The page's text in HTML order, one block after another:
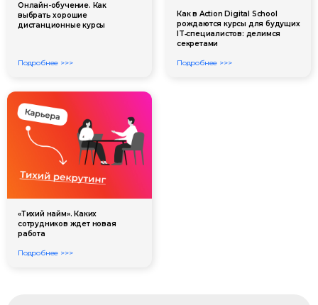
Онлайн-обучение. Как
выбрать хорошие
дистанционные курсы
Подробнее >>>
Как в Action Digital School
рождаются курсы для будущих
IT‑специалистов: делимся
секретами
Подробнее >>>
«Тихий найм». Каких
сотрудников ждет новая
работа
Подробнее >>>